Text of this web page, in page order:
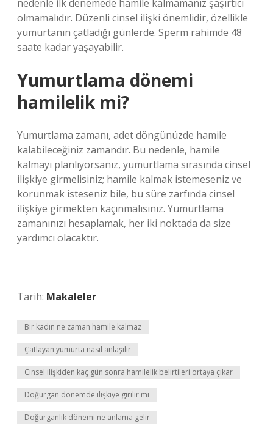
nedenle ilk denemede hamile kalmamanız şaşırtıcı
olmamalıdır. Düzenli cinsel ilişki önemlidir, özellikle
yumurtanın çatladığı günlerde. Sperm rahimde 48
saate kadar yaşayabilir.
Yumurtlama dönemi
hamilelik mi?
Yumurtlama zamanı, adet döngünüzde hamile
kalabileceğiniz zamandır. Bu nedenle, hamile
kalmayı planlıyorsanız, yumurtlama sırasında cinsel
ilişkiye girmelisiniz; hamile kalmak istemeseniz ve
korunmak isteseniz bile, bu süre zarfında cinsel
ilişkiye girmekten kaçınmalısınız. Yumurtlama
zamanınızı hesaplamak, her iki noktada da size
yardımcı olacaktır.
Tarih: Makaleler
Bir kadın ne zaman hamile kalmaz
Çatlayan yumurta nasıl anlaşılır
Cinsel ilişkiden kaç gün sonra hamilelik belirtileri ortaya çıkar
Doğurgan dönemde ilişkiye girilir mi
Doğurganlık dönemi ne anlama gelir